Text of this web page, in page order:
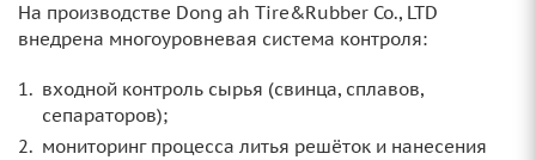
На производстве Dong ah Tire&Rubber Co., LTD
внедрена многоуровневая система контроля:
входной контроль сырья (свинца, сплавов,
сепараторов);
мониторинг процесса литья решёток и нанесения